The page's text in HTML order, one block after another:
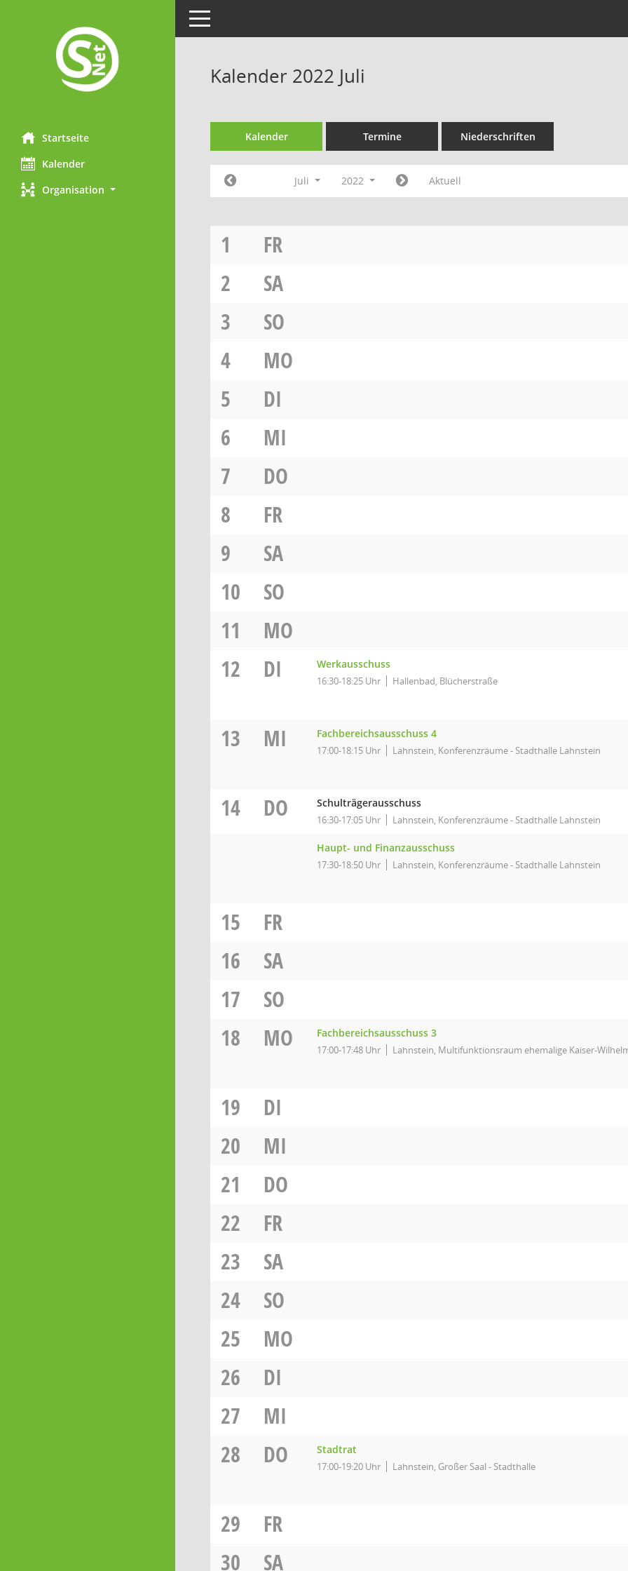
Startseite
Kalender
Organisation
Toggle navigation
Kalender 2022 Juli
Kalender Termine Niederschriften
Juli 2022 Aktuell
1
FR
2
SA
3
SO
4
MO
5
DI
6
MI
7
DO
8
FR
9
SA
10
SO
11
MO
12
DI Werkausschuss
16:30-18:25 Uhr Hallenbad, Blücherstraße
13 MI Fachbereichsausschuss 4
17:00-18:15 Uhr Lahnstein, Konferenzräume - Stadthalle Lahnstein
14 DO Schulträgerausschuss
16:30-17:05 Uhr Lahnstein, Konferenzräume - Stadthalle Lahnstein
Haupt- und Finanzausschuss
17:30-18:50 Uhr Lahnstein, Konferenzräume - Stadthalle Lahnstein
15
FR
16
SA
17
SO
18
MO Fachbereichsausschuss 3
17:00-17:48 Uhr Lahnstein, Multifunktionsraum ehemalige Kaiser-
19
DI
20
MI
21
DO
22
FR
23
SA
24
SO
25
MO
26
DI
27
MI
28
DO Stadtrat
17:00-19:20 Uhr Lahnstein, Großer Saal - Stadthalle
29
FR
30
SA